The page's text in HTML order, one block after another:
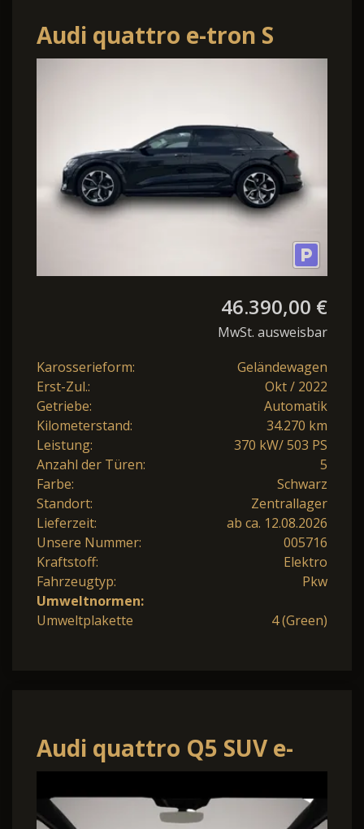
Audi quattro e-tron S
quattro LEDER PANO
46.390,00 €
MwSt. ausweisbar
Karosserieform:
Geländewagen
Erst-Zul.:
Okt / 2022
Getriebe:
Automatik
Kilometerstand:
34.270 km
Leistung:
370 kW/ 503 PS
Anzahl der Türen:
5
Farbe:
Schwarz
Standort:
Zentrallager
Lieferzeit:
ab ca. 12.08.2026
Unsere Nummer:
005716
Kraftstoff:
Elektro
Fahrzeugtyp:
Pkw
Umweltnormen:
Umweltplakette
4 (Green)
Audi quattro Q5 SUV e-
hybrid quattro S tronic
TECH PRO AHK AI